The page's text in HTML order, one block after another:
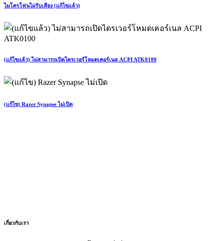
ไมโครโฟนไม่รับเสียง (แก้ไขแล้ว)
(แก้ไขแล้ว) ไม่สามารถเปิดไดรเวอร์โหมดเคอร์เนล ACPI ATK0100
(แก้ไข) Razer Synapse ไม่เปิด
เกี่ยวกับเรา